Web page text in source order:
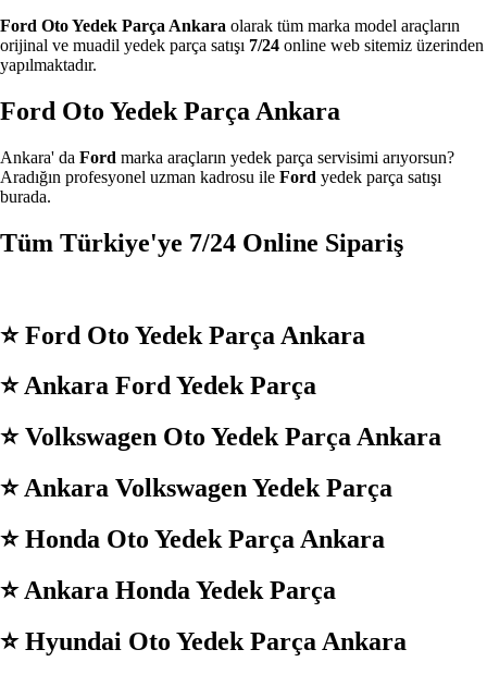
Ford Oto Yedek Parça Ankara olarak tüm marka model araçların
orijinal ve muadil yedek parça satışı 7/24 online web sitemiz üzerinden
yapılmaktadır.
Ford Oto Yedek Parça Ankara
Ankara' da Ford marka araçların yedek parça servisimi arıyorsun?
Aradığın profesyonel uzman kadrosu ile Ford yedek parça satışı
burada.
Tüm Türkiye'ye 7/24 Online Sipariş
⭐️ Ford Oto Yedek Parça Ankara
⭐️ Ankara FordYedek Parça
⭐️ Volkswagen Oto Yedek Parça Ankara
⭐️ Ankara VolkswagenYedek Parça
⭐️ Honda Oto Yedek Parça Ankara
⭐️ Ankara Honda Yedek Parça
⭐️ Hyundai Oto Yedek Parça Ankara